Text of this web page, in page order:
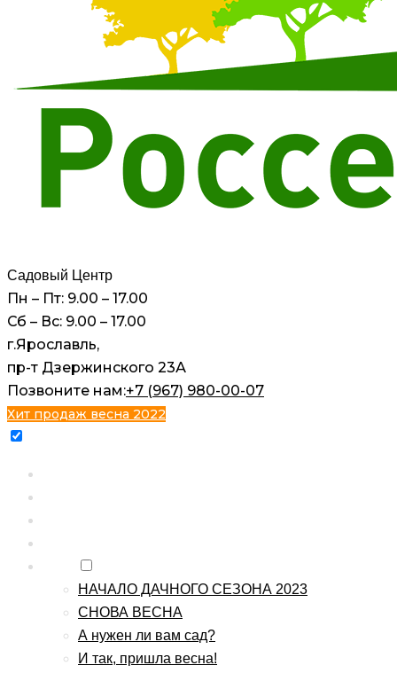
Садовый Центр
Пн – Пт: 9.00 – 17.00
Сб – Вс: 9.00 – 17.00
г.Ярославль,
пр-т Дзержинского 23А
Позвоните нам:+7 (967) 980-00-07
Хит продаж весна 2022
НАЧАЛО ДАЧНОГО СЕЗОНА 2023
СНОВА ВЕСНА
А нужен ли вам сад?
И так, пришла весна!